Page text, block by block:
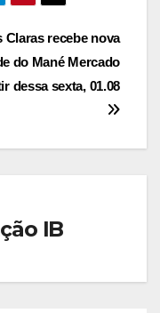
Claras recebe nova
do Mané Mercado
dessa sexta, 01.08
IB